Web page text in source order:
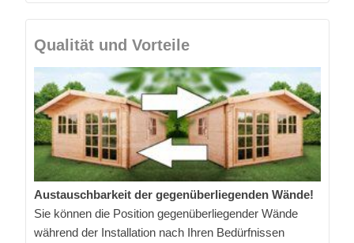
Qualität und Vorteile
Austauschbarkeit der gegenüberliegenden Wände!
Sie können die Position gegenüberliegender Wände
während der Installation nach Ihren Bedürfnissen